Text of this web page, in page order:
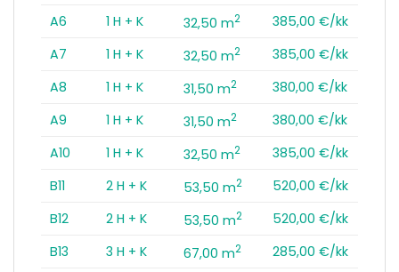
A6
1 H + K 32,50 m2
385,00 €/kk
A7
1 H + K 32,50 m2
385,00 €/kk
A8
1 H + K 31,50 m2
380,00 €/kk
A9
1 H + K 31,50 m2
380,00 €/kk
A10
1 H + K 32,50 m2
385,00 €/kk
B11
2 H + K 53,50 m2
520,00 €/kk
B12
2 H + K 53,50 m2
520,00 €/kk
B13
3 H + K 67,00 m2
285,00 €/kk